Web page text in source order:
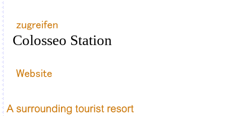
Colosseo Station